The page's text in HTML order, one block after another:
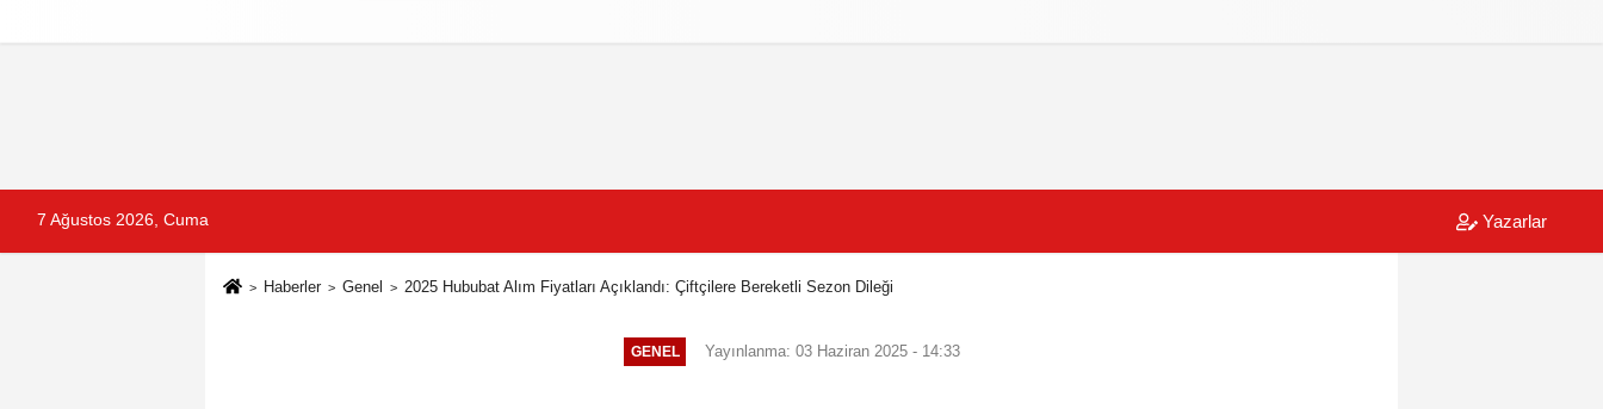
7 Ağustos 2026, Cuma Yazarlar
Haberler Genel 2025 Hububat Alım Fiyatları Açıklandı: Çiftçilere Bereketli Sezon Dileği
GENEL Yayınlanma: 03 Haziran 2025 - 14:33